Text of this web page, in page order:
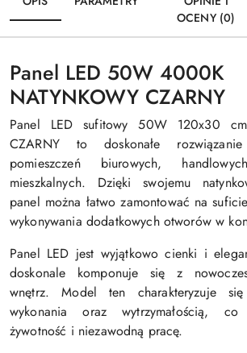
OCENY (0)
Panel LED 50W 4000K
NATYNKOWY CZARNY
Panel LED sufitowy 50W 120x30
CZARNY to doskonałe
pomieszczeń biurowych,
mieszkalnych. Dzięki swojemu
panel można łatwo zamontować na
wykonywania dodatkowych otworów w
Panel LED jest wyjątkowo cienki i
doskonale komponuje się z
wnętrz. Model ten charakteryzuje
wykonania oraz wytrzymałością, co
żywotność i niezawodną pracę.